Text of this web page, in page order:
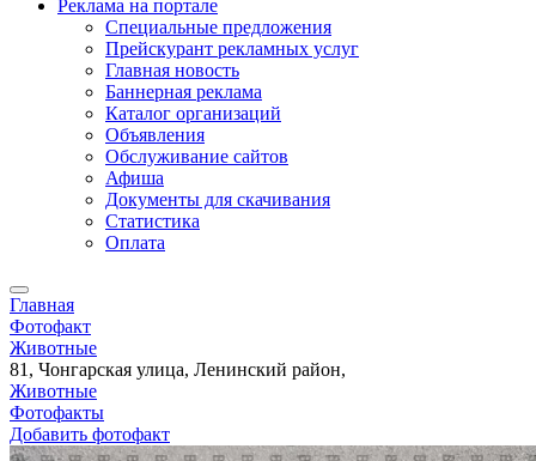
Реклама на портале
Специальные предложения
Прейскурант рекламных услуг
Главная новость
Баннерная реклама
Каталог организаций
Объявления
Обслуживание сайтов
Афиша
Документы для скачивания
Статистика
Оплата
Главная
Фотофакт
Животные
81, Чонгарская улица, Ленинский район,
Животные
Фотофакты
Добавить фотофакт